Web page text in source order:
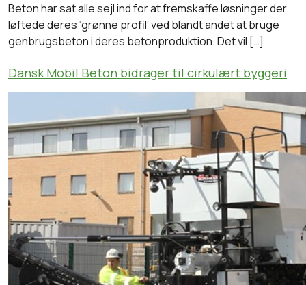
Beton har sat alle sejl ind for at fremskaffe løsninger der
løftede deres ‘grønne profil’ ved blandt andet at bruge
genbrugsbeton i deres betonproduktion. Det vil […]
Dansk Mobil Beton bidrager til cirkulært byggeri